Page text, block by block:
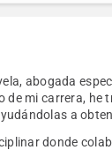
abogada
de mi carrera,
a
donde